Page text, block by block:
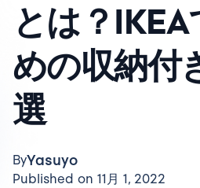
とは？
めの収納付
選
ByYasuyo
Published on 11月 1, 2022